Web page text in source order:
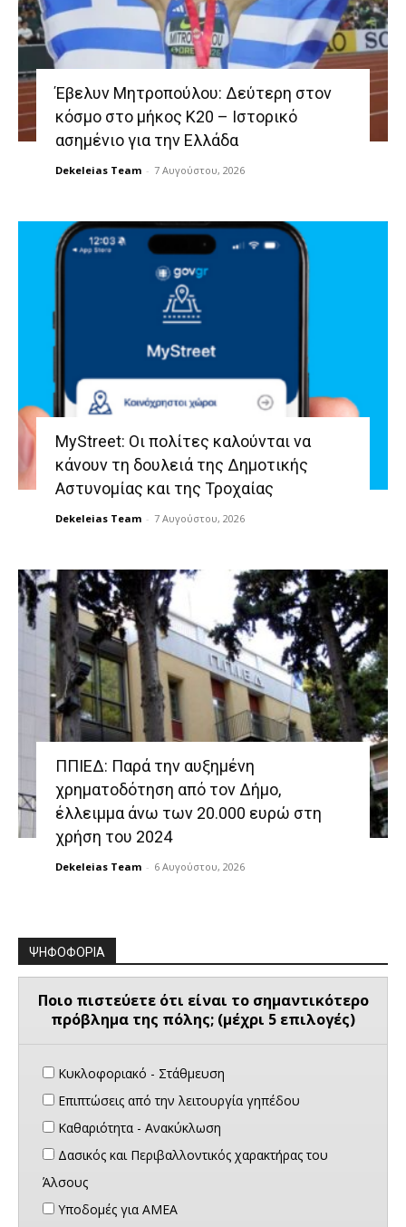
Έβελυν Μητροπούλου: Δεύτερη στον
κόσμο στο μήκος Κ20 – Ιστορικό
ασημένιο για την Ελλάδα
Dekeleias Team - 7 Αυγούστου, 2026
MyStreet: Οι πολίτες καλούνται να
κάνουν τη δουλειά της Δημοτικής
Αστυνομίας και της Τροχαίας
Dekeleias Team - 7 Αυγούστου, 2026
ΠΠΙΕΔ: Παρά την αυξημένη
χρηματοδότηση από τον Δήμο,
έλλειμμα άνω των 20.000 ευρώ στη
χρήση του 2024
Dekeleias Team - 6 Αυγούστου, 2026
ΨΗΦΟΦΟΡΙΑ
Ποιο πιστεύετε ότι είναι το σημαντικότερο
πρόβλημα της πόλης; (μέχρι 5 επιλογές)
Κυκλοφοριακό - Στάθμευση
Επιπτώσεις από την λειτουργία γηπέδου
Καθαριότητα - Ανακύκλωση
Δασικός και Περιβαλλοντικός χαρακτήρας του
Άλσους
Υποδομές για ΑΜΕΑ